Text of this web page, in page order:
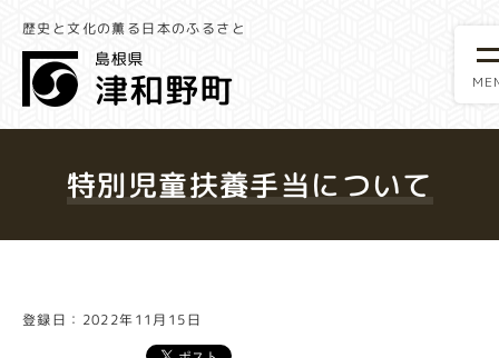
歴史と文化の薫る日本のふるさと
特別児童扶養手当について
登録日：2022年11月15日